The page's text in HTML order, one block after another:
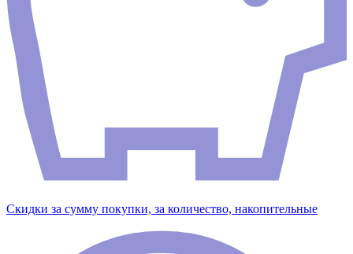
Скидки за сумму покупки, за количество, накопительные